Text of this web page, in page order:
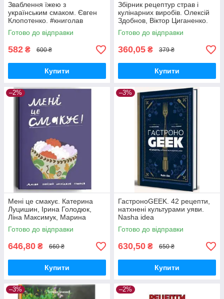
Зваблення їжею з
українським смаком. Євген
Клопотенко. #книголав
Готово до відправки
582 ₴ 600 ₴
Купити
Збірник рецептур страв і
кулінарних виробів. Олексій
Здобнов, Віктор Циганенко.
Арій
Готово до відправки
360,05 ₴ 379 ₴
Купити
–2%
Мені це смакує. Катерина
Луцишин, Ірина Голодюк,
Ліна Максимук, Марина
Старик, Наталія
Соболевська. Дискурсус
Готово до відправки
646,80 ₴ 660 ₴
Купити
–3%
ГастроноGEEK. 42 рецепти,
натхнені культурами уяви.
Nasha idea
Готово до відправки
630,50 ₴ 650 ₴
Купити
–3% –2%